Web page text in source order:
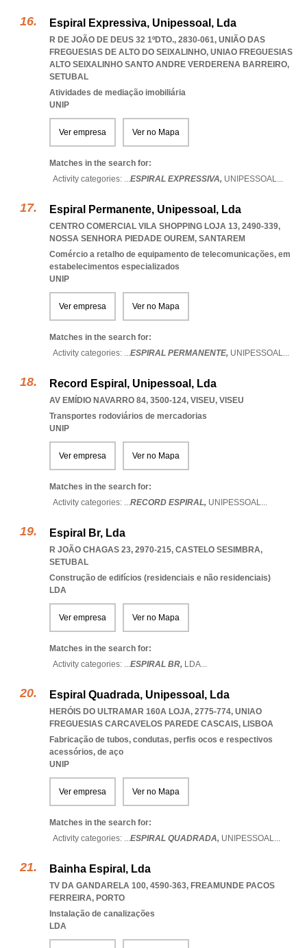
Espiral Expressiva, Unipessoal, Lda
R DE JOÃO DE DEUS 32 1ºDTO., 2830-061, UNIÃO DAS
FREGUESIAS DE ALTO DO SEIXALINHO, UNIAO FREGUESIAS
ALTO SEIXALINHO SANTO ANDRE VERDERENA BARREIRO,
SETUBAL
Atividades de mediação imobiliária
UNIP
Ver empresa Ver no Mapa
Matches in the search for:
Activity categories: ...ESPIRAL EXPRESSIVA, UNIPESSOAL...
Espiral Permanente, Unipessoal, Lda
CENTRO COMERCIAL VILA SHOPPING LOJA 13, 2490-339,
NOSSA SENHORA PIEDADE OUREM, SANTAREM
Comércio a retalho de equipamento de telecomunicações, em
estabelecimentos especializados
UNIP
Ver empresa Ver no Mapa
Matches in the search for:
Activity categories: ...ESPIRAL PERMANENTE, UNIPESSOAL...
Record Espiral, Unipessoal, Lda
AV EMÍDIO NAVARRO 84, 3500-124, VISEU, VISEU
Transportes rodoviários de mercadorias
UNIP
Ver empresa Ver no Mapa
Matches in the search for:
Activity categories: ...RECORD ESPIRAL, UNIPESSOAL...
Espiral Br, Lda
R JOÃO CHAGAS 23, 2970-215, CASTELO SESIMBRA,
SETUBAL
Construção de edifícios (residenciais e não residenciais)
LDA
Ver empresa Ver no Mapa
Matches in the search for:
Activity categories: ...ESPIRAL BR, LDA...
Espiral Quadrada, Unipessoal, Lda
HERÓIS DO ULTRAMAR 160A LOJA, 2775-774, UNIAO
FREGUESIAS CARCAVELOS PAREDE CASCAIS, LISBOA
Fabricação de tubos, condutas, perfis ocos e respectivos
acessórios, de aço
UNIP
Ver empresa Ver no Mapa
Matches in the search for:
Activity categories: ...ESPIRAL QUADRADA, UNIPESSOAL...
Bainha Espiral, Lda
TV DA GANDARELA 100, 4590-363, FREAMUNDE PACOS
FERREIRA, PORTO
Instalação de canalizações
LDA